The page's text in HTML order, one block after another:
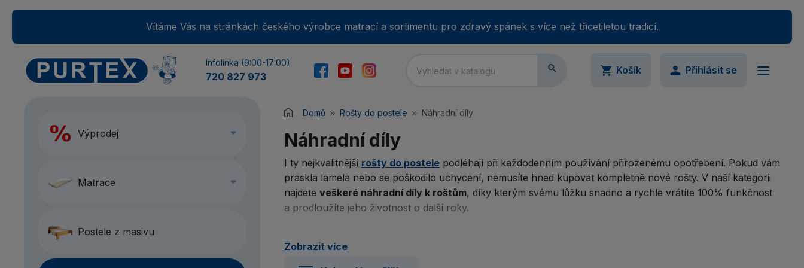
Vítáme Vás na stránkách českého výrobce matrací a sortimentu pro zdravý spánek s více než třicetiletou tradicí.
Infolinka (9:00-17:00)
720 827 973
 Košík Přihlásit se
Heslo
Výprodej
Matrace
Postele z masivu
Domů Rošty do postele Náhradní díly
Náhradní díly
I ty nejkvalitnější rošty do postelepodléhají při každodenním používání přirozenému opotřebení. Pokud vám
praskla lamela nebo se poškodilo uchycení, nemusíte hned kupovat kompletně nové rošty. V naší kategorii
najdete veškeré náhradní díly k roštům, díky kterým svému lůžku snadno a rychle vrátíte 100% funkčnost
a prodloužíte jeho životnost o další roky.
Co všechno u nás najdete?
Zobrazit více